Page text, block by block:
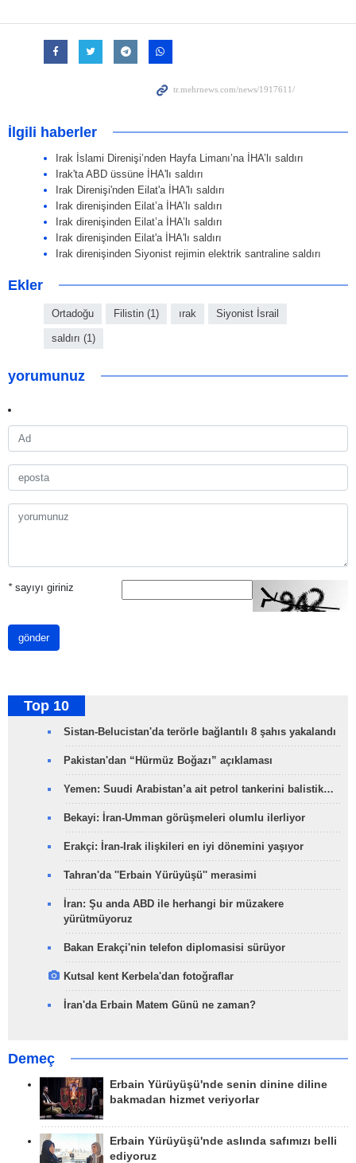
İlgili haberler
Irak İslami Direnişi’nden Hayfa Limanı’na İHA’lı saldırı
Irak'ta ABD üssüne İHA'lı saldırı
Irak Direnişi'nden Eilat'a İHA'lı saldırı
Irak direnişinden Eilat’a İHA’lı saldırı
Irak direnişinden Eilat’a İHA’lı saldırı
Irak direnişinden Eilat'a İHA'lı saldırı
Irak direnişinden Siyonist rejimin elektrik santraline saldırı
Ekler
Ortadoğu Filistin (1) ırak Siyonist İsrail
saldırı (1)
yorumunuz
*sayıyı giriniz
gönder
Top 10
Sistan-Belucistan'da terörle bağlantılı 8 şahıs yakalandı
Pakistan'dan “Hürmüz Boğazı” açıklaması
Yemen: Suudi Arabistan’a ait petrol tankerini balistik…
Bekayi: İran-Umman görüşmeleri olumlu ilerliyor
Erakçi: İran-Irak ilişkileri en iyi dönemini yaşıyor
Tahran'da ''Erbain Yürüyüşü'' merasimi
İran: Şu anda ABD ile herhangi bir müzakere
yürütmüyoruz
Bakan Erakçi'nin telefon diplomasisi sürüyor
Kutsal kent Kerbela'dan fotoğraflar
İran'da Erbain Matem Günü ne zaman?
Demeç
Erbain Yürüyüşü'nde senin dinine diline
bakmadan hizmet veriyorlar
Erbain Yürüyüşü'nde aslında safımızı belli
ediyoruz